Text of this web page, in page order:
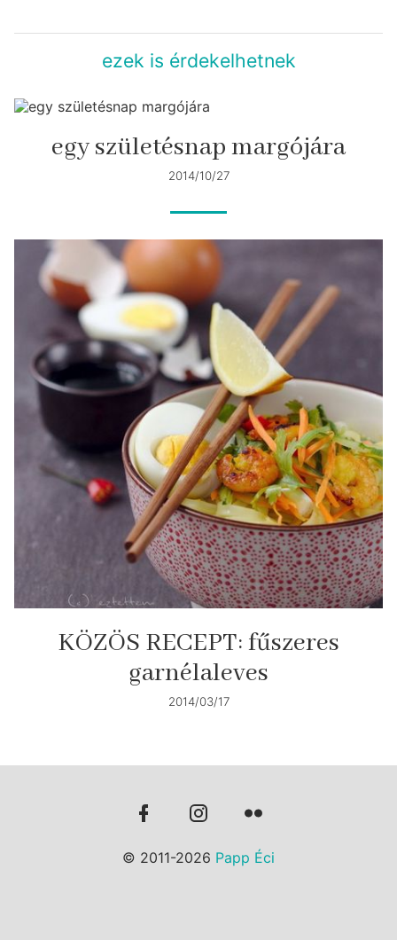
ezek is érdekelhetnek
egy születésnap margójára
2014/10/27
KÖZÖS RECEPT: fűszeres
garnélaleves
2014/03/17
© 2011-2026 Papp Éci